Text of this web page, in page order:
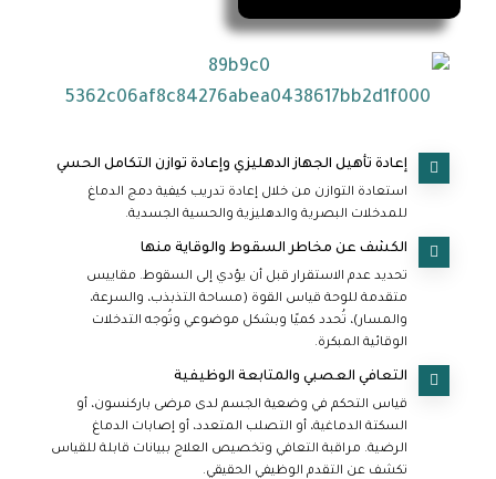
إعادة تأهيل الجهاز الدهليزي وإعادة توازن التكامل الحسي
استعادة التوازن من خلال إعادة تدريب كيفية دمج الدماغ
للمدخلات البصرية والدهليزية والحسية الجسدية.
الكشف عن مخاطر السقوط والوقاية منها
تحديد عدم الاستقرار قبل أن يؤدي إلى السقوط. مقاييس
متقدمة للوحة قياس القوة (مساحة التذبذب، والسرعة،
والمسار)، تُحدد كميًا وبشكل موضوعي وتُوجه التدخلات
الوقائية المبكرة.
التعافي العصبي والمتابعة الوظيفية
قياس التحكم في وضعية الجسم لدى مرضى باركنسون، أو
السكتة الدماغية، أو التصلب المتعدد، أو إصابات الدماغ
الرضية. مراقبة التعافي وتخصيص العلاج ببيانات قابلة للقياس
تكشف عن التقدم الوظيفي الحقيقي.